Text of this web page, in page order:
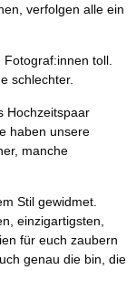
verfolgen alle ein
Fotograf:innen toll.
schlechter.
Hochzeitspaar
haben unsere
manche
Stil gewidmet.
einzigartigsten,
für euch zaubern
genau die bin, die